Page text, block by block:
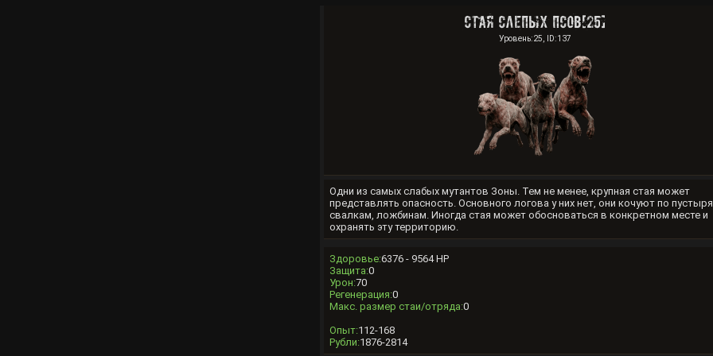
Стая Слепых Псов[25]
Уровень:25, ID:137
Одни из самых слабых мутантов Зоны. Тем не менее, крупная стая может
представлять опасность. Основного логова у них нет, они кочуют по
свалкам, ложбинам. Иногда стая может обосноваться в конкретном месте и
охранять эту территорию.
Здоровье:6376 - 9564 HP
Защита:0
Урон:70
Регенерация:0
Макс. размер стаи/отряда:0
Опыт:112-168
Рубли:1876-2814